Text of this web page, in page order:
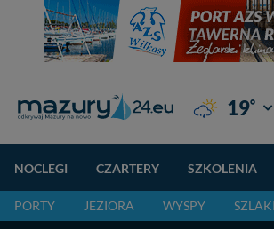
19°
NOCLEGI CZARTERY SZKOLENIA
PORTY JEZIORA WYSPY